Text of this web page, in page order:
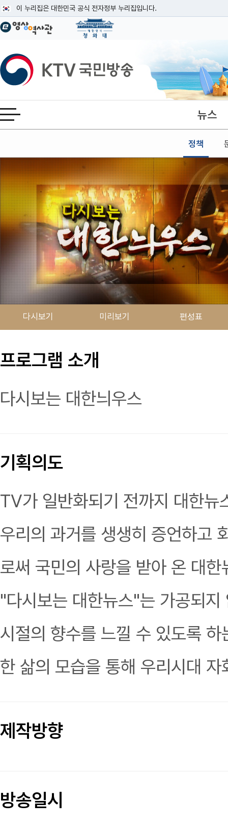
이 누리집은 대한민국 공식 전자정부 누리집입니다.
공식 누리집 주소 확인하기
이밖에 or.kr 또는 .kr등 다른 도메인 주소를 사용하고 있다면 아래 URL에서
운영중인 공식 누리집보기
KTV국민방송
전체메뉴 열기 뉴스
정책
본문
다시보기 미리보기 편성표
프로그램 소개
다시보는 대한늬우스
기획의도
TV가 일반화되기 전까지 대한뉴
우리의 과거를 생생히 증언하고
로써 국민의 사랑을 받아 온 대한
"다시보는 대한뉴스"는 가공되
시절의 향수를 느낄 수 있도록
한 삶의 모습을 통해 우리시대 자
제작방향
방송일시